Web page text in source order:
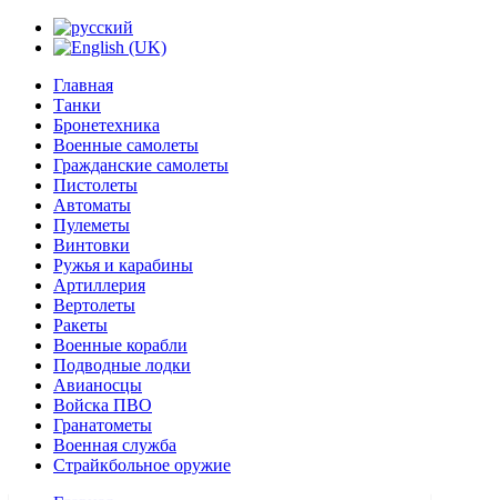
Главная
Танки
Бронетехника
Военные самолеты
Гражданские самолеты
Пистолеты
Автоматы
Пулеметы
Винтовки
Ружья и карабины
Артиллерия
Вертолеты
Ракеты
Военные корабли
Подводные лодки
Авианосцы
Войска ПВО
Гранатометы
Военная служба
Страйкбольное оружие